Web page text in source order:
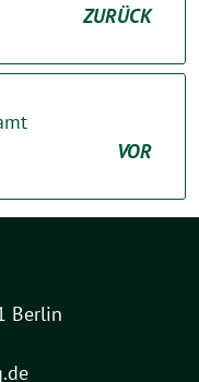
ZURÜCK
VOR
Berlin